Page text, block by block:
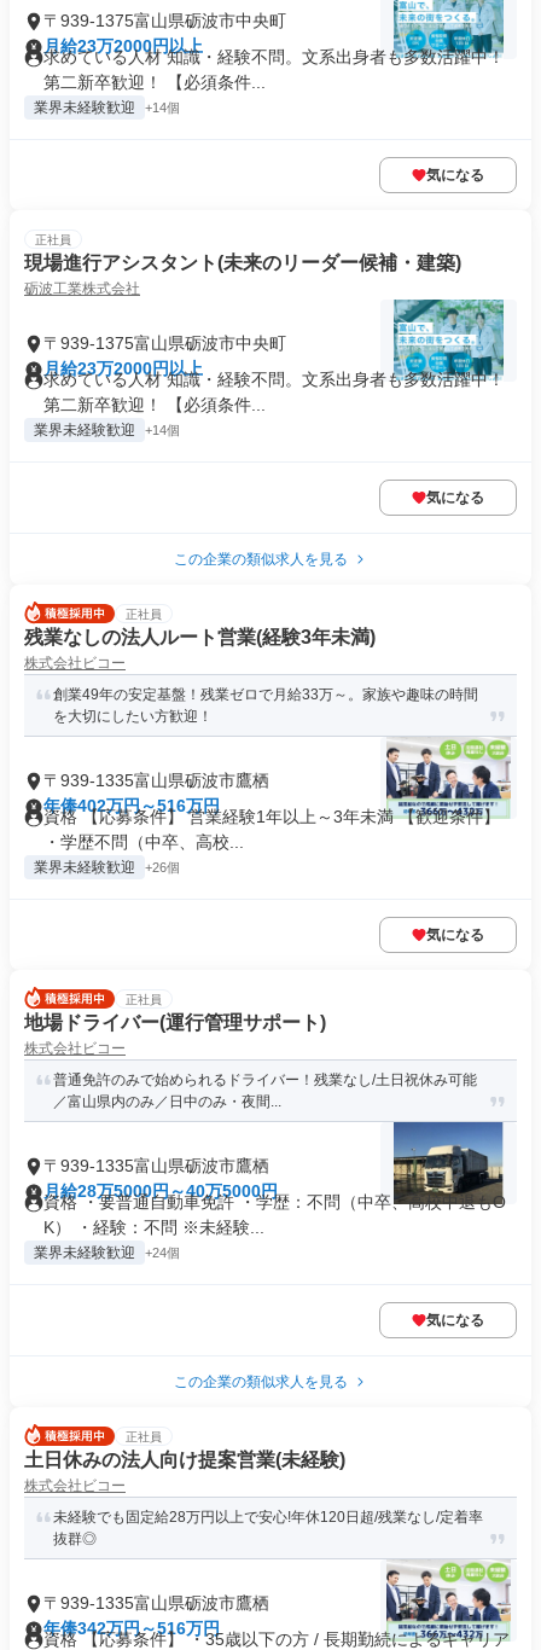
〒939-1375富山県砺波市中央町
月給23万2000円以上
求めている人材 知識・経験不問。文系出身者も多数活躍中！
第二新卒歓迎！ 【必須条件...
業界未経験歓迎 +14個
気になる
正社員
現場進行アシスタント(未来のリーダー候補・建築)
砺波工業株式会社
〒939-1375富山県砺波市中央町
月給23万2000円以上
求めている人材 知識・経験不問。文系出身者も多数活躍中！
第二新卒歓迎！ 【必須条件...
業界未経験歓迎 +14個
気になる
この企業の類似求人を見る
正社員
残業なしの法人ルート営業(経験3年未満)
株式会社ビコー
創業49年の安定基盤！残業ゼロで月給33万～。家族や趣味の時間
を大切にしたい方歓迎！
〒939-1335富山県砺波市鷹栖
年俸402万円～516万円
資格 【応募条件】 営業経験1年以上～3年未満 【歓迎条件】
・学歴不問（中卒、高校...
業界未経験歓迎 +26個
気になる
正社員
地場ドライバー(運行管理サポート)
株式会社ビコー
普通免許のみで始められるドライバー！残業なし/土日祝休み可能
／富山県内のみ／日中のみ・夜間...
〒939-1335富山県砺波市鷹栖
月給28万5000円～40万5000円
資格 ・要普通自動車免許 ・学歴：不問（中卒、高校中退もO
K） ・経験：不問 ※未経験...
業界未経験歓迎 +24個
気になる
この企業の類似求人を見る
正社員
土日休みの法人向け提案営業(未経験)
株式会社ビコー
未経験でも固定給28万円以上で安心!年休120日超/残業なし/定着率
抜群◎
〒939-1335富山県砺波市鷹栖
年俸342万円～516万円
資格 【応募条件】 ・35歳以下の方 / 長期勤続によるキャリア